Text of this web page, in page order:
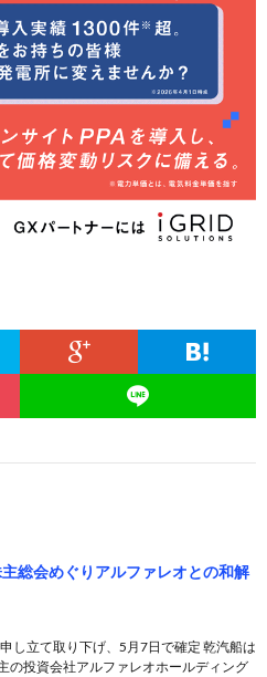
総会めぐりアルファレオとの和解
し立て取り下げ、5月7日で確定 乾汽船は
の投資会社アルファレオホールディング